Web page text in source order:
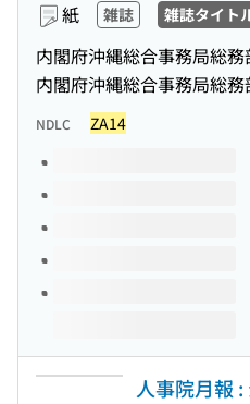
紙 雑誌 雑誌タイト
内閣府沖縄総合事務局総
内閣府沖縄総合事務局総務
NDLC ZA14
このタイトルの巻号
人事院月報